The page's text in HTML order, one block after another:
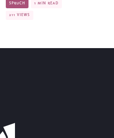
SPRUCH 1 MIN READ
211 VIEWS